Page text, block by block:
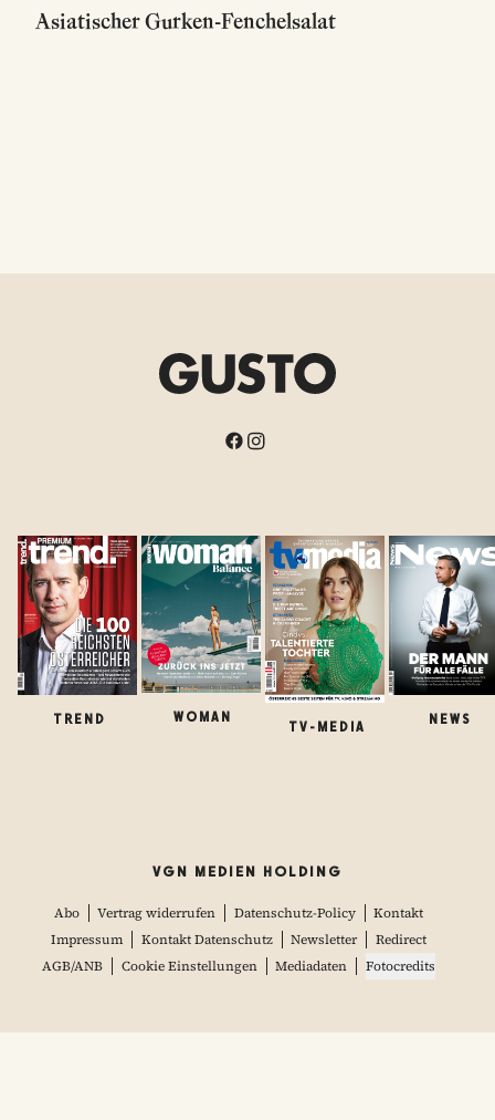
Asiatischer Gurken-Fenchelsalat
TREND WOMAN
TV-MEDIA
NEWS
VGN MEDIEN HOLDING
Abo Vertrag widerrufen Datenschutz-Policy
Kontakt
Impressum
Kontakt Datenschutz Newsletter
Redirect
AGB/ANB
Cookie Einstellungen Mediadaten Fotocredits